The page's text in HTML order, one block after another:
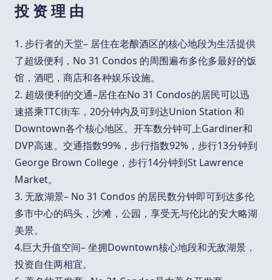
投 资 理 由
1. 步行者的天堂– 居住在老酿酒区的核心地段为生活提供
了超级便利，No 31 Condos 的周围遍布多伦多最好的饭
馆，酒吧，商店和各种娱乐设施。
2. 超级便利的交通–居住在No 31 Condos的居民可以迅
速搭乘TTC街车，20分钟内及可到达Union Station 和
Downtown各个核心地区。开车数分钟可上Gardiner和
DVP高速。交通指数99%，步行指数92%，步行13分钟到
George Brown College，步行14分钟到St Lawrence
Market。
3. 无敌湖景– No 31 Condos 的居民数分钟即可到达多伦
多市中心的码头，沙滩，公园，享受无与伦比的安大略湖
美景。
4.巨大升值空间– 坐拥Downtown核心地段和无敌湖景，
投资自住两相宜。